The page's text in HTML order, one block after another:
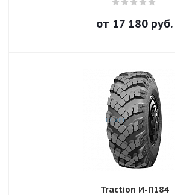
от 17 180руб.
Traction И-П184